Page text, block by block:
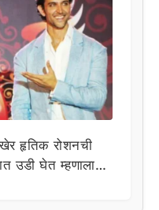
हृतिक रोशनची
उडी घेत म्हणाला…